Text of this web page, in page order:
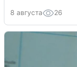
8 августа 26